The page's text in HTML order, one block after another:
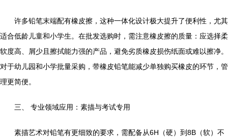
许多铅笔末端配有橡皮擦，这种一体化设计极大提升了便利性，尤其
适合低龄儿童和小学生。在批发选购时，需注意橡皮擦的质量：应选择柔
软度高、屑少且擦拭能力强的产品，避免劣质橡皮损伤纸面或难以擦净。
对于幼儿园和小学批量采购，带橡皮铅笔能减少单独购买橡皮的环节，管
理更简便。
三、 专业领域应用：素描与考试专用
素描艺术对铅笔有更细致的要求，需配备从6H（硬）到8B（软）不